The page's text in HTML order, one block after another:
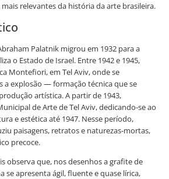
relevantes da história da arte brasileira.
Palatnik migrou em 1932 para a
o Estado de Israel. Entre 1942 e 1945,
Montefiori, em Tel Aviv, onde se
a explosão — formação técnica que se
artística. A partir de 1943,
de Arte de Tel Aviv, dedicando-se ao
e estética até 1947. Nesse período,
paisagens, retratos e naturezas-mortas,
precoce.
observa que, nos desenhos a grafite de
se apresenta ágil, fluente e quase lírica,